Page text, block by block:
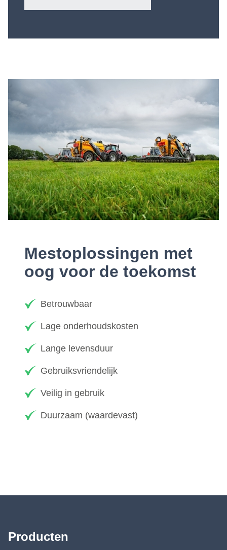
Mestoplossingen met
oog voor de toekomst
Betrouwbaar
Lage onderhoudskosten
Lange levensduur
Gebruiksvriendelijk
Veilig in gebruik
Duurzaam (waardevast)
Producten